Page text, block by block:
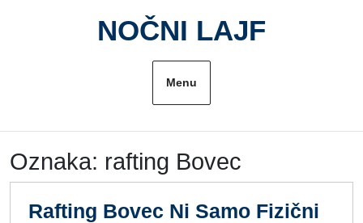
NOČNI LAJF
Menu
Oznaka: rafting Bovec
Rafting Bovec Ni Samo Fizični